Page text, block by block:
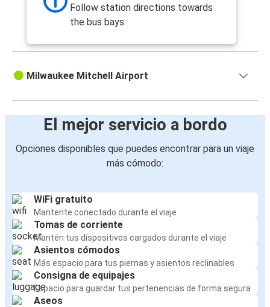
Follow station directions towards
the bus bays.
Milwaukee Mitchell Airport
El mejor servicio a bordo
Opciones disponibles que puedes encontrar para un viaje
más cómodo:
WiFi gratuito
Mantente conectado durante el viaje
Tomas de corriente
Mantén tus dispositivos cargados durante el viaje
Asientos cómodos
Más espacio para tus piernas y asientos reclinables
Consigna de equipajes
Espacio para guardar tus pertenencias de forma segura
Aseos